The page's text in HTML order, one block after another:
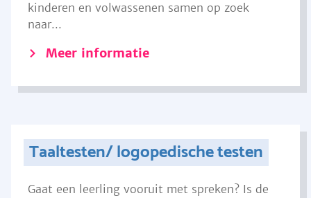
kinderen en volwassenen samen op zoek
naar...
Meer informatie
Taaltesten/ logopedische testen
Gaat een leerling vooruit met spreken? Is de